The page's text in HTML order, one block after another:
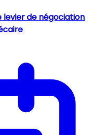
levier de négociation